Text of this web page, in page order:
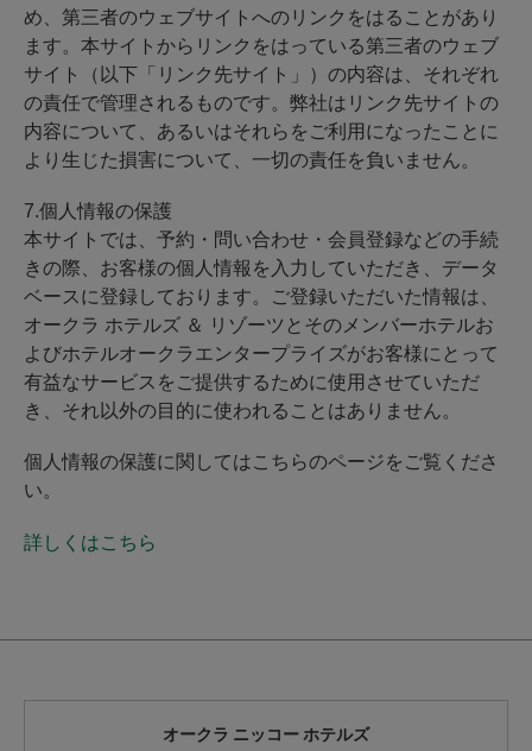
め、第三者のウェブサイトへのリンクをはることがあり
ます。本サイトからリンクをはっている第三者のウェブ
サイト（以下「リンク先サイト」）の内容は、それぞれ
の責任で管理されるものです。弊社はリンク先サイトの
内容について、あるいはそれらをご利用になったことに
より生じた損害について、一切の責任を負いません。
7.個人情報の保護
本サイトでは、予約・問い合わせ・会員登録などの手続
きの際、お客様の個人情報を入力していただき、データ
ベースに登録しております。ご登録いただいた情報は、
オークラ ホテルズ ＆ リゾーツとそのメンバーホテルお
よびホテルオークラエンタープライズがお客様にとって
有益なサービスをご提供するために使用させていただ
き、それ以外の目的に使われることはありません。
個人情報の保護に関してはこちらのページをご覧くださ
い。
詳しくはこちら
オークラ ニッコー ホテルズ